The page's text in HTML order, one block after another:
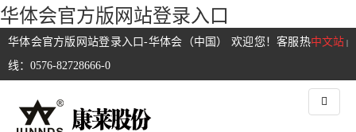
华体会官方版网站登录入口
中文站 |
华体会官方版网站登录入口-华体会（中国） 欢迎您！客服热
线：0576-82728666-0